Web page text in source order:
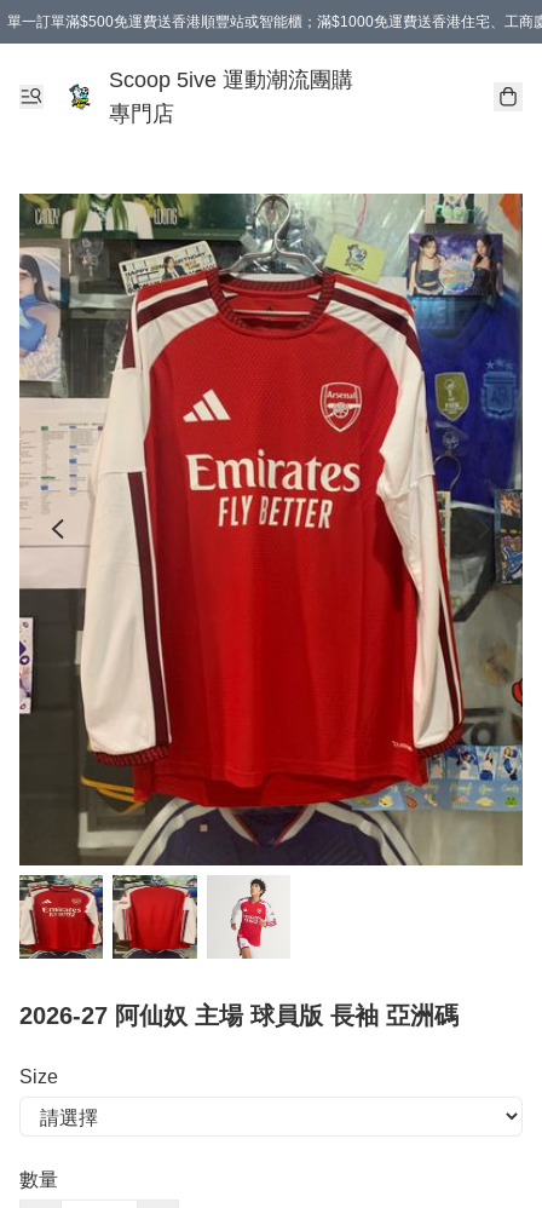
單一訂單滿$500免運費送香港順豐站或智能櫃；滿$1000免運費送香港住宅、工商
Scoop 5ive 運動潮流團購
專門店
2026-27 阿仙奴 主場 球員版 長袖 亞洲碼
Size
數量